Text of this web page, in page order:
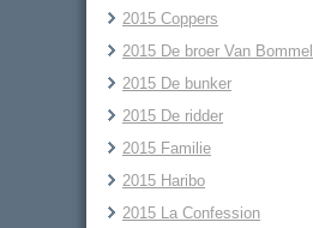
2015 Coppers
2015 De broer Van Bommel
2015 De bunker
2015 De ridder
2015 Familie
2015 Haribo
2015 La Confession